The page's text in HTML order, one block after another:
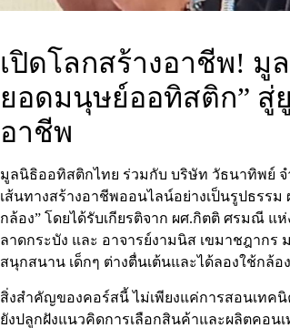
เปิดโลกสร้างอาชีพ! มู
ยอดมนุษย์ออทิสติก” สู่
อาชีพ
มูลนิธิออทิสติกไทย ร่วมกับ บริษัท วัธนาทิพย์ จ
เส้นทางสร้างอาชีพออนไลน์อย่างเป็นรูปธรร
กล้อง” โดยได้รับเกียรติจาก ผศ.กิตติ ศรมณี แห่
ลาดกระบัง และ อาจารย์งามนิส เขมาชฎากร
สนุกสนาน เด็กๆ ต่างตื่นเต้นและได้ลองใช้กล้อ
สิ่งสำคัญของคอร์สนี้ ไม่เพียงแค่การสอนเทค
ยังปลูกฝังแนวคิดการเลือกสินค้าและผลิตคอน